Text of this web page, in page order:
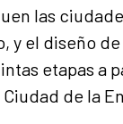
las
y el diseño
etapas a
Ciudad de la